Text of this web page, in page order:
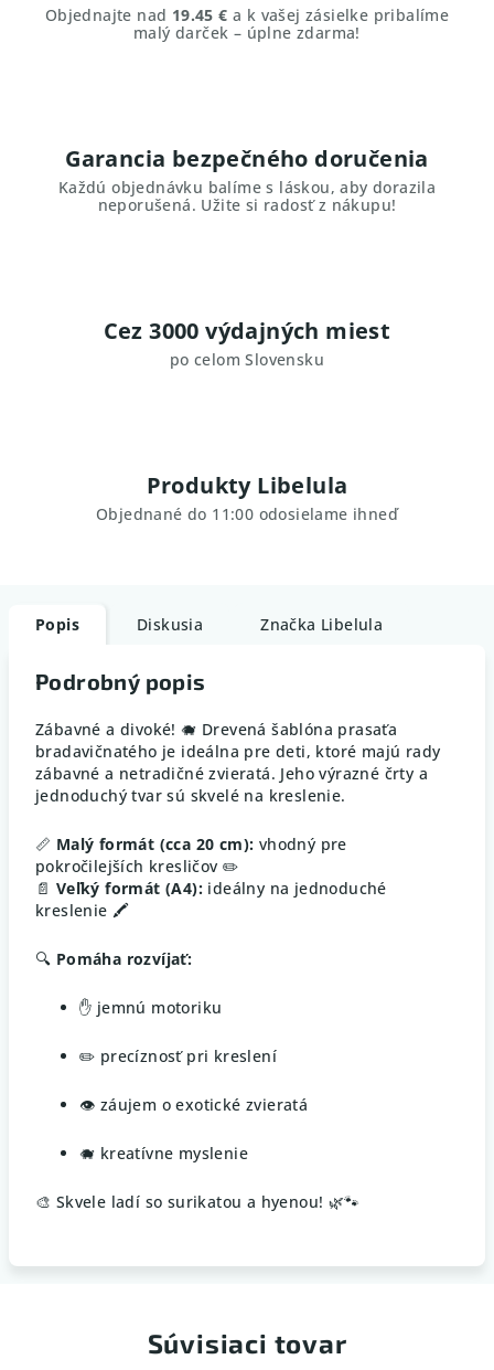
Objednajte nad 19.45 € a k vašej zásielke pribalíme
malý darček – úplne zdarma!
Garancia bezpečného doručenia
Každú objednávku balíme s láskou, aby dorazila
neporušená. Užite si radosť z nákupu!
Cez 3000 výdajných miest
po celom Slovensku
Produkty Libelula
Objednané do 11:00 odosielame ihneď
Popis Diskusia Značka Libelula
Podrobný popis
Zábavné a divoké! 🐗 Drevená šablóna prasaťa
bradavičnatého je ideálna pre deti, ktoré majú rady
zábavné a netradičné zvieratá. Jeho výrazné črty a
jednoduchý tvar sú skvelé na kreslenie.
📏 Malý formát (cca 20 cm): vhodný pre
pokročilejších kresličov ✏️
📄 Veľký formát (A4): ideálny na jednoduché
kreslenie 🖍️
🔍 Pomáha rozvíjať:
✋ jemnú motoriku
✏️ precíznosť pri kreslení
👁️ záujem o exotické zvieratá
🐗 kreatívne myslenie
🎨 Skvele ladí so surikatou a hyenou! 🌿🐾
Súvisiaci tovar